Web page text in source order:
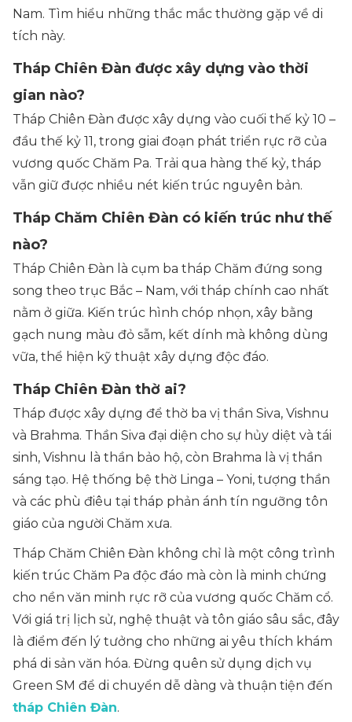
Nam. Tìm hiểu những thắc mắc thường gặp về di
tích này.
Tháp Chiên Đàn được xây dựng vào thời
gian nào?
Tháp Chiên Đàn được xây dựng vào cuối thế kỷ 10 –
đầu thế kỷ 11, trong giai đoạn phát triển rực rỡ của
vương quốc Chăm Pa. Trải qua hàng thế kỷ, tháp
vẫn giữ được nhiều nét kiến trúc nguyên bản.
Tháp Chăm Chiên Đàn có kiến trúc như thế
nào?
Tháp Chiên Đàn là cụm ba tháp Chăm đứng song
song theo trục Bắc – Nam, với tháp chính cao nhất
nằm ở giữa. Kiến trúc hình chóp nhọn, xây bằng
gạch nung màu đỏ sẫm, kết dính mà không dùng
vữa, thể hiện kỹ thuật xây dựng độc đáo.
Tháp Chiên Đàn thờ ai?
Tháp được xây dựng để thờ ba vị thần Siva, Vishnu
và Brahma. Thần Siva đại diện cho sự hủy diệt và tái
sinh, Vishnu là thần bảo hộ, còn Brahma là vị thần
sáng tạo. Hệ thống bệ thờ Linga – Yoni, tượng thần
và các phù điêu tại tháp phản ánh tín ngưỡng tôn
giáo của người Chăm xưa.
Tháp Chăm Chiên Đàn không chỉ là một công trình
kiến trúc Chăm Pa độc đáo mà còn là minh chứng
cho nền văn minh rực rỡ của vương quốc Chăm cổ.
Với giá trị lịch sử, nghệ thuật và tôn giáo sâu sắc, đây
là điểm đến lý tưởng cho những ai yêu thích khám
phá di sản văn hóa. Đừng quên sử dụng dịch vụ
Green SM để di chuyển dễ dàng và thuận tiện đến
tháp Chiên Đàn.